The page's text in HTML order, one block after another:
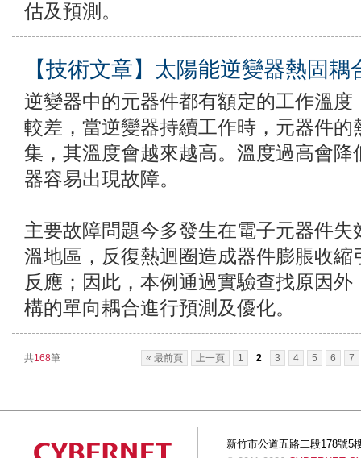
估及預測。
【技術文章】太陽能逆變器熱固耦
逆變器中的元器件都有額定的工作溫
較差，當逆變器持續工作時，元器件
集，其溫度會越來越高。溫度過高會
器容易出現故障。
主要故障問題今多發生在電子元器件
溫地區，反復熱迴圈造成器件膨脹收
反應；因此，本例通過實驗查找原因外
構的單向耦合進行預測及優化。
共168筆 « 最前頁 上一頁 1 2 3 4 5 6 7
新竹市公道五路二段178號5